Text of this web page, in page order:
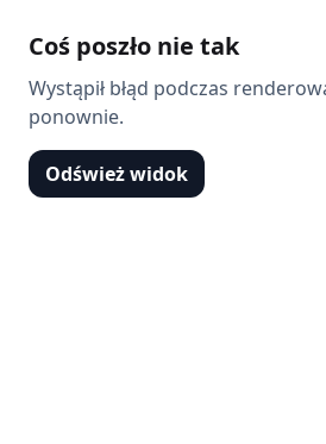
Coś poszło nie tak
Wystąpił błąd podczas
ponownie.
Odśwież widok